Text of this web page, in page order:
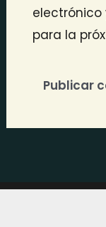
electrónico
para la